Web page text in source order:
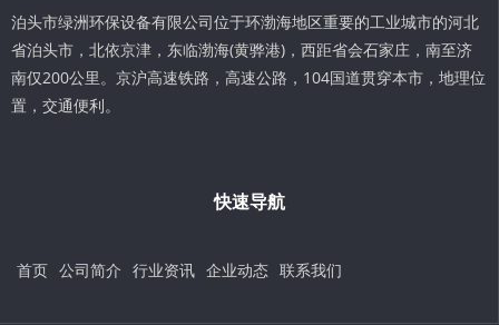
泊头市绿洲环保设备有限公司位于环渤海地区重要的工业城市的河北
省泊头市，北依京津，东临渤海(黄骅港)，西距省会石家庄，南至济
南仅200公里。京沪高速铁路，高速公路，104国道贯穿本市，地理位
置，交通便利。
快速导航
首页 公司简介 行业资讯 企业动态 联系我们